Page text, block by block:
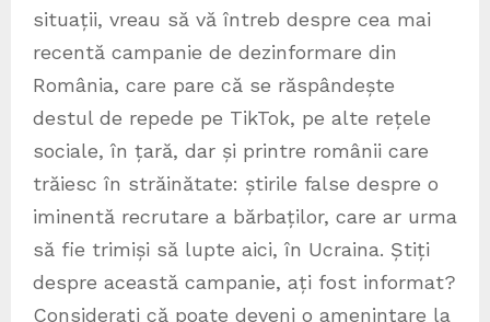
situații, vreau să vă întreb despre cea mai
recentă campanie de dezinformare din
România, care pare că se răspândește
destul de repede pe TikTok, pe alte rețele
sociale, în țară, dar și printre românii care
trăiesc în străinătate: știrile false despre o
iminentă recrutare a bărbaților, care ar urma
să fie trimiși să lupte aici, în Ucraina. Știți
despre această campanie, ați fost informat?
Considerați că poate deveni o amenințare la